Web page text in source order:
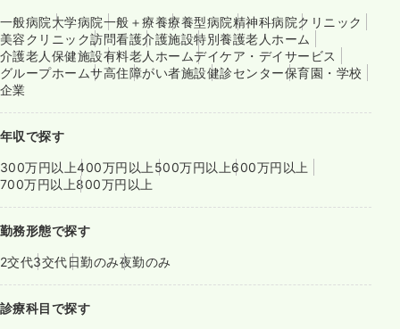
一般病院大学病院一般＋療養療養型病院精神科病院クリニック
美容クリニック訪問看護介護施設特別養護老人ホーム
介護老人保健施設有料老人ホームデイケア・デイサービス
グループホームサ高住障がい者施設健診センター保育園・学校
企業
年収で探す
300万円以上400万円以上 500万円以上600万円以上
700万円以上800万円以上
勤務形態で探す
2交代3交代日勤のみ夜勤のみ
診療科目で探す